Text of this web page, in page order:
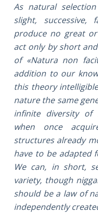
As natural
slight, successive,
produce no great
act only by short
of «Natura non
addition to our
this theory
nature the same
infinite diversity of
when once
structures already
have to be adapted
We can, in short,
variety, though
should be a law of
independently